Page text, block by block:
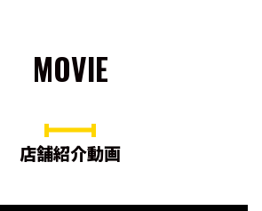
MOVIE
店舗紹介動画